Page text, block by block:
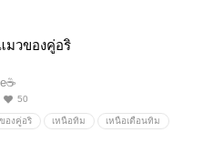
มวของคู่อริ
50
องคู่อริ เหนือทิม เหนือเดือนทิม